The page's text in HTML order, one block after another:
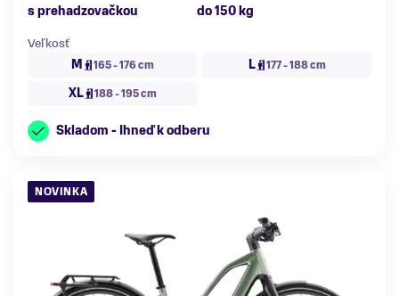
s prehadzovačkou
do 150 kg
Veľkosť
M
165 - 176 cm L 177 - 188 cm
XL 188 - 195 cm
Skladom - Ihneď k odberu
NOVINKA